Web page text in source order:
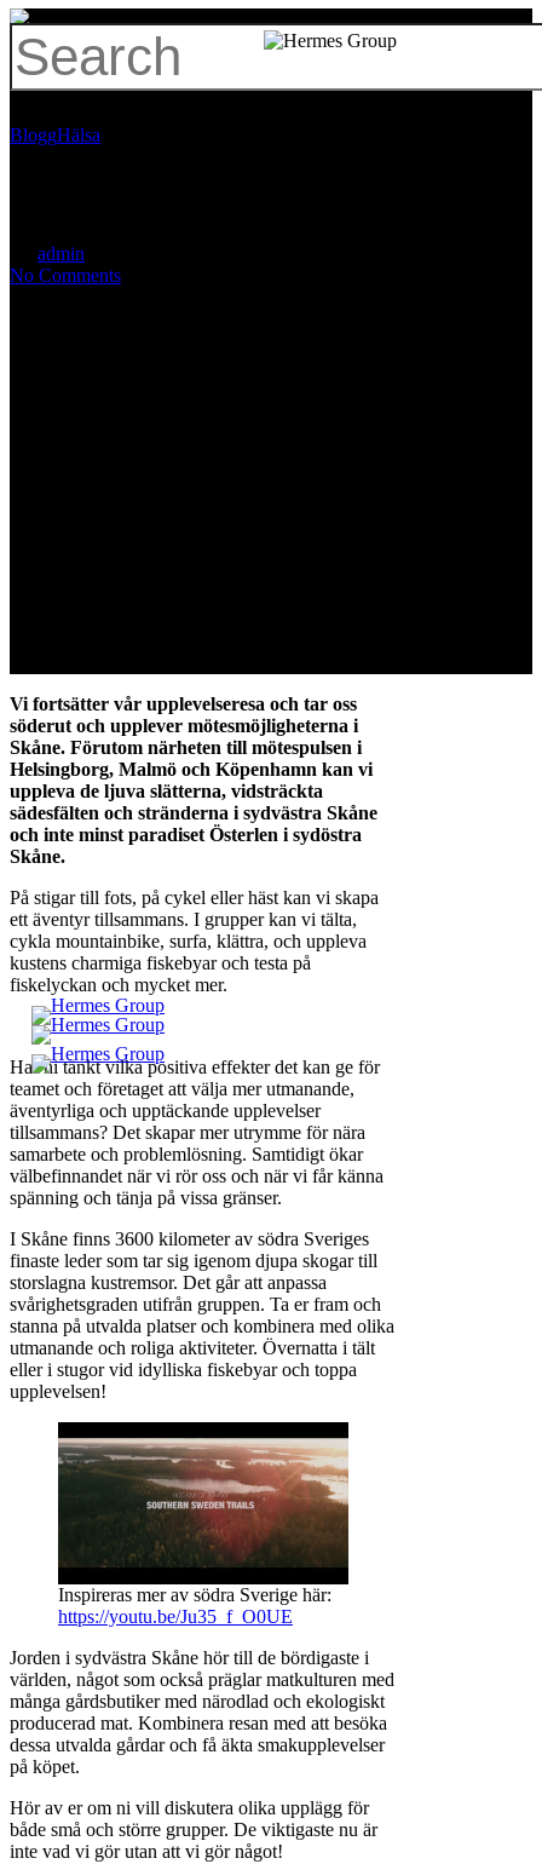
BloggHälsa
admin
No Comments
Vi fortsätter vår upplevelseresa och tar oss
söderut och upplever mötesmöjligheterna i
Skåne. Förutom närheten till mötespulsen i
Helsingborg, Malmö och Köpenhamn kan vi
uppleva de ljuva slätterna, vidsträckta
sädesfälten och stränderna i sydvästra Skåne
och inte minst paradiset Österlen i sydöstra
Skåne.
På stigar till fots, på cykel eller häst kan vi skapa
ett äventyr tillsammans. I grupper kan vi tälta,
cykla mountainbike, surfa, klättra, och uppleva
kustens charmiga fiskebyar och testa på
fiskelyckan och mycket mer.
Har ni tänkt vilka positiva effekter det kan ge för
teamet och företaget att välja mer utmanande,
äventyrliga och upptäckande upplevelser
tillsammans? Det skapar mer utrymme för nära
samarbete och problemlösning. Samtidigt ökar
välbefinnandet när vi rör oss och när vi får känna
spänning och tänja på vissa gränser.
I Skåne finns 3600 kilometer av södra Sveriges
finaste leder som tar sig igenom djupa skogar till
storslagna kustremsor. Det går att anpassa
svårighetsgraden utifrån gruppen. Ta er fram och
stanna på utvalda platser och kombinera med olika
utmanande och roliga aktiviteter. Övernatta i tält
eller i stugor vid idylliska fiskebyar och toppa
upplevelsen!
Inspireras mer av södra Sverige här:
https://youtu.be/Ju35_f_O0UE
Jorden i sydvästra Skåne hör till de bördigaste i
världen, något som också präglar matkulturen med
många gårdsbutiker med närodlad och ekologiskt
producerad mat. Kombinera resan med att besöka
dessa utvalda gårdar och få äkta smakupplevelser
på köpet.
Hör av er om ni vill diskutera olika upplägg för
både små och större grupper. De viktigaste nu är
inte vad vi gör utan att vi gör något!